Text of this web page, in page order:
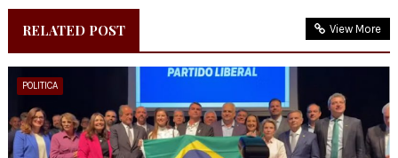
RELATED POST View More
POLITICA